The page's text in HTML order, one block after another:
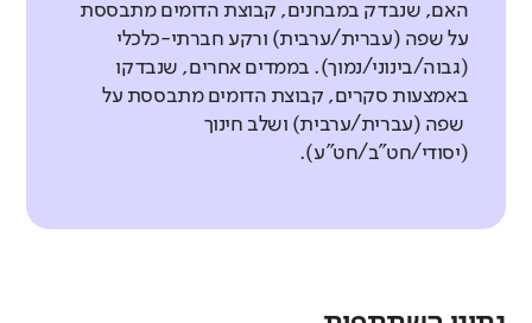
האם, שנבדק במבחנים, קבוצת הדומים מתבססת
על שפה (עברית/ערבית) ורקע חברתי-כלכלי
(גבוה/בינוני/נמוך). בממדים אחרים, שנבדקו
באמצעות סקרים, קבוצת הדומים מתבססת על
שפה (עברית/ערבית) ושלב חינוך
(יסודי/חט"ב/חט"ע).